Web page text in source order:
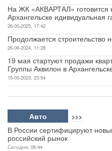
На ЖК «АКВАРТАЛ» готовится
Архангельске идивидуальная
26-05-2025, 17:42
Продолжается строительство
26-06-2024, 11:28
19 мая стартуют продажи
Группы Аквилон в
15-05-2023, 23:54
Авто >>>
В России сертифицируют
российский рынок
Сегодня, 06:44